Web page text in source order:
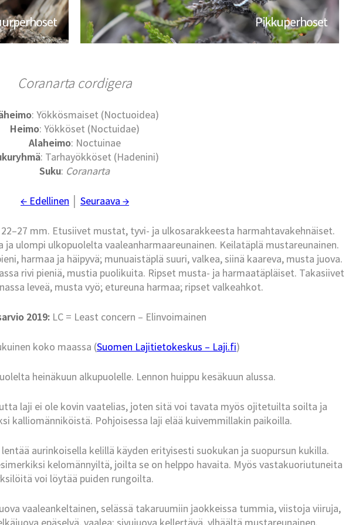
Pikkuperhoset
Coranarta cordigera
: Yökkösmaiset (Noctuoidea)
Heimo: Yökköset (Noctuidae)
Alaheimo: Noctuinae
: Tarhayökköset (Hadenini)
Suku: Coranarta
← Edellinen Seuraava →
mm. Etusiivet mustat, tyvi- ja ulkosarakkeesta harmahtavakehnäiset.
ulompi ulkopuolelta vaaleanharmaareunainen. Keilatäplä mustareunainen.
harmaa ja häipyvä; munuaistäplä suuri, valkea, siinä kaareva, musta juova.
rivi pieniä, mustia puolikuita. Ripset musta- ja harmaatäpläiset. Takasiivet
leveä, musta vyö; etureuna harmaa; ripset valkeahkot.
2019: LC = Least concern – Elinvoimainen
koko maassa (Suomen Lajitietokeskus – Laji.fi)
heinäkuun alkupuolelle. Lennon huippu kesäkuun alussa.
laji ei ole kovin vaatelias, joten sitä voi tavata myös ojitetuilta soilta ja
kalliomänniköistä. Pohjoisessa laji elää kuivemmillakin paikoilla.
aurinkoisella kelillä käyden erityisesti suokukan ja suopursun kukilla.
kelomännyiltä, joilta se on helppo havaita. Myös vastakuoriutuneita
voi löytää puiden rungoilta.
vaaleankeltainen, selässä takaruumiin jaokkeissa tummia, viistoja viiruja,